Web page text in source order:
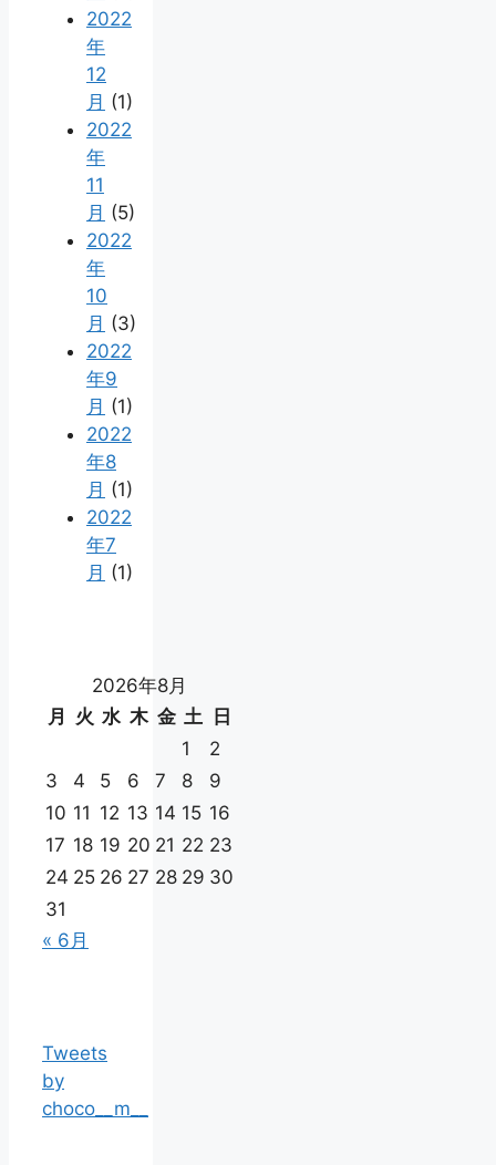
2022
年
12
月 (1)
2022
年
11
月 (5)
2022
年
10
月 (3)
2022
年9
月 (1)
2022
年8
月 (1)
2022
年7
月 (1)
2026年8月
月
火 水 木 金 土
日
1
2
3
4 5 6 7 8
9
10 11 12 13 14 15 16
17 18 19 20 21 22 23
24 25 26 27 28 29 30
31
« 6月
Tweets
by
choco__m__